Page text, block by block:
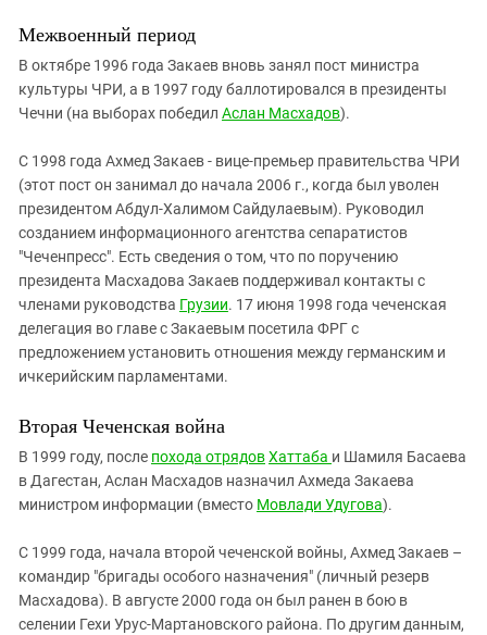
Межвоенный период
В октябре 1996 года Закаев вновь занял пост министра
культуры ЧРИ, а в 1997 году баллотировался в президенты
Чечни (на выборах победил Аслан Масхадов).
С 1998 года Ахмед Закаев - вице-премьер правительства ЧРИ
(этот пост он занимал до начала 2006 г., когда был уволен
президентом Абдул-Халимом Сайдулаевым). Руководил
созданием информационного агентства сепаратистов
"Чеченпресс". Есть сведения о том, что по поручению
президента Масхадова Закаев поддерживал контакты с
членами руководства Грузии. 17 июня 1998 года чеченская
делегация во главе с Закаевым посетила ФРГ с
предложением установить отношения между германским и
ичкерийским парламентами.
Вторая Чеченская война
В 1999 году, после похода отрядовХаттаба и Шамиля Басаева
в Дагестан, Аслан Масхадов назначил Ахмеда Закаева
министром информации (вместо Мовлади Удугова).
С 1999 года, начала второй чеченской войны, Ахмед Закаев –
командир "бригады особого назначения" (личный резерв
Масхадова). В августе 2000 года он был ранен в бою в
селении Гехи Урус-Мартановского района. По другим данным,